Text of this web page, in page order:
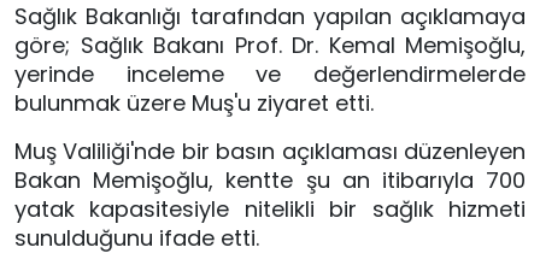
Sağlık Bakanlığı tarafından yapılan açıklamaya
göre; Sağlık Bakanı Prof. Dr. Kemal Memişoğlu,
yerinde inceleme ve değerlendirmelerde
bulunmak üzere Muş'u ziyaret etti.
Muş Valiliği'nde bir basın açıklaması düzenleyen
Bakan Memişoğlu, kentte şu an itibarıyla 700
yatak kapasitesiyle nitelikli bir sağlık hizmeti
sunulduğunu ifade etti.